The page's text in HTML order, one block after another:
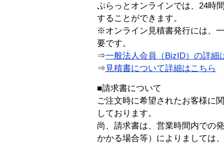
ぷらっとオンラインでは、24時
することができます。
※オンライン見積書発行には、
要です。
⇒一般法人会員（BizID）の詳細
⇒ 見積書について詳細はこちら
■請求書について
ご注文時に希望されたお客様に
しております。
尚、請求書は、営業時間内での
かかる場合等）によりましては